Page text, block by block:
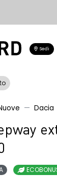
Sedi
Dacia